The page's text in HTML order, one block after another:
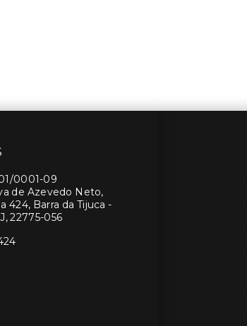
0001-09
de Azevedo Neto,
424, Barra da Tijuca -
22775-056